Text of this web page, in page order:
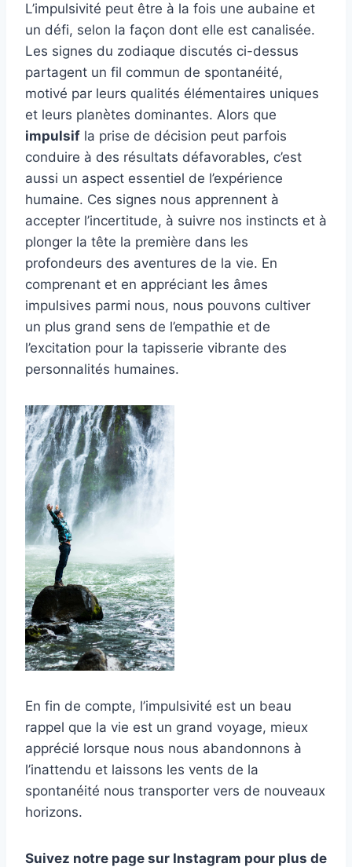
L’impulsivité peut être à la fois une aubaine et
un défi, selon la façon dont elle est canalisée.
Les signes du zodiaque discutés ci-dessus
partagent un fil commun de spontanéité,
motivé par leurs qualités élémentaires uniques
et leurs planètes dominantes. Alors que
impulsif la prise de décision peut parfois
conduire à des résultats défavorables, c’est
aussi un aspect essentiel de l’expérience
humaine. Ces signes nous apprennent à
accepter l’incertitude, à suivre nos instincts et à
plonger la tête la première dans les
profondeurs des aventures de la vie. En
comprenant et en appréciant les âmes
impulsives parmi nous, nous pouvons cultiver
un plus grand sens de l’empathie et de
l’excitation pour la tapisserie vibrante des
personnalités humaines.
En fin de compte, l’impulsivité est un beau
rappel que la vie est un grand voyage, mieux
apprécié lorsque nous nous abandonnons à
l’inattendu et laissons les vents de la
spontanéité nous transporter vers de nouveaux
horizons.
Suivez notre page sur Instagram pour plus de